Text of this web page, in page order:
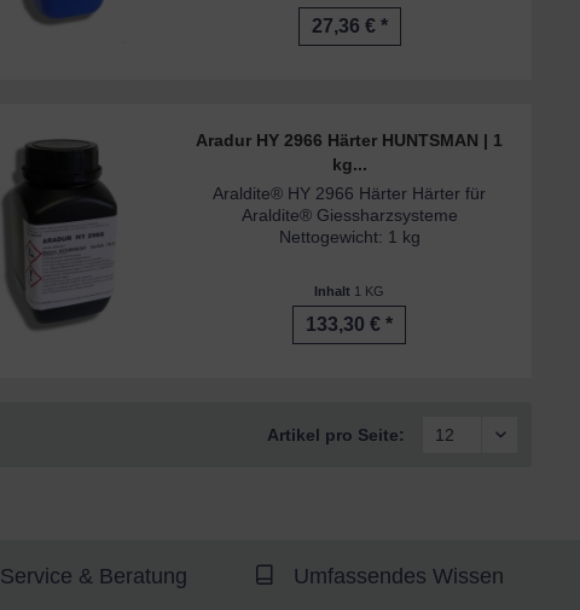
27,36 € *
Aradur HY 2966 Härter HUNTSMAN | 1
kg...
Araldite® HY 2966 Härter Härter für
Araldite® Giessharzsysteme
Nettogewicht: 1 kg
Inhalt 1 KG
133,30 € *
Artikel pro Seite:
Service & Beratung Umfassendes Wissen